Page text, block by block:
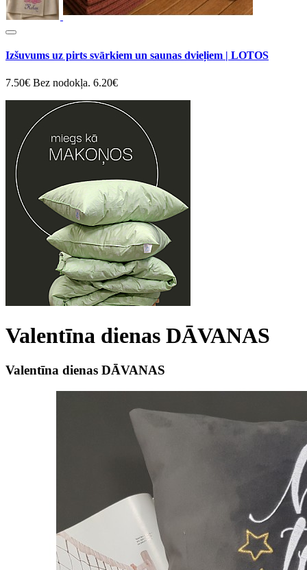
Izšuvums uz pirts svārkiem un saunas dvieļiem | LOTOS
7.50€ Bez nodokļa. 6.20€
Valentīna dienas DĀVANAS
Valentīna dienas DĀVANAS